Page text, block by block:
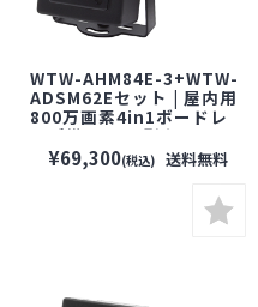
WTW-AHM84E-3+WTW-
ADSM62Eセット | 屋内用
800万画素4in1ボードレ
ンズ搭載4K小型カメラ
+800万画素入力対応カメ
ラ2台用SDカードレコー
ダーセット【塚本無線】
【防犯カメラ】【監視カ
メラ】【セキュリティーカ
¥69,300(税込) 送料無料